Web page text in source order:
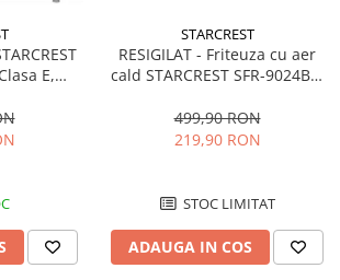
E,
Sticla
STARCREST
RESIGILAT - Friteuza cu aer
cald STARCREST SFR-9024BK,
Termostat 80 - 200 °C, 12
programe, Negru
499,90 RON
219,90 RON
STOC LIMITAT
ADAUGA IN COS